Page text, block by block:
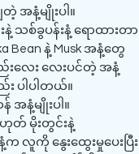
အနံ့မျိုးပါ။
သစ်ခွပန်းနံ့ ရောထားတာ
Bean နဲ့ Musk အနံ့တွေ
နည်းလေး လေးပင်တဲ့ အနံ့
ပါပါတယ်။
အနံ့မျိုးပါ။
မဟုတ် မိုးတွင်းနဲ့
လူကို နွေးထွေးမှုပေးပြီး